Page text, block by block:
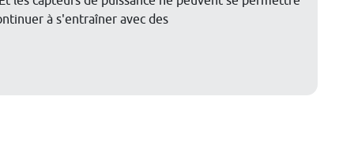
à s'entraîner avec des